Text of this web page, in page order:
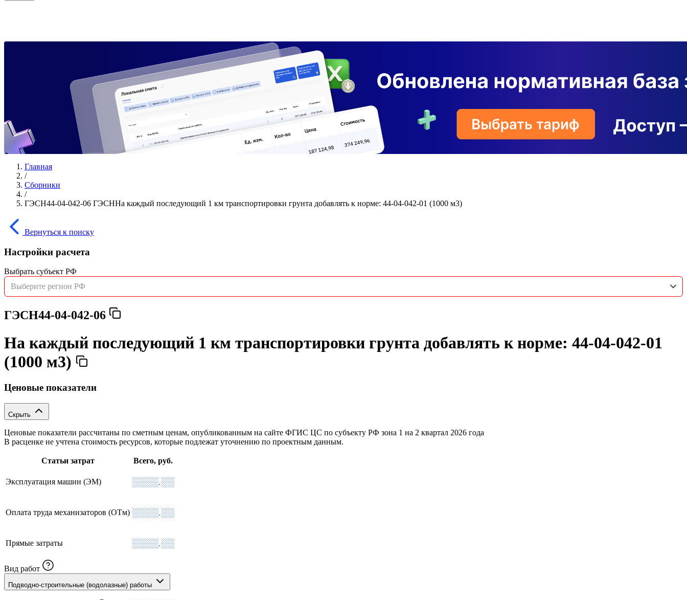
Главная
/
Сборники
/
ГЭСН44-04-042-06 ГЭСННа каждый последующий 1 км транспортировки грунта добавлять к норме: 44-04-042-01 (1000 м3)
Вернуться к поиску
Настройки расчета
Выбрать субъект РФ
Выберите регион РФ
ГЭСН44-04-042-06
На каждый последующий 1 км транспортировки грунта добавлять к норме: 44-04-042-01
(1000 м3)
Ценовые показатели
Скрыть
Ценовые показатели рассчитаны по сметным ценам, опубликованным на сайте ФГИС ЦС по субъекту РФ зона 1 на 2 квартал 2026 года
В расценке не учтена стоимость ресурсов, которые подлежат уточнению по проектным данным.
Статьи затрат Всего, руб.
Эксплуатация машин (ЭМ) ░░░░.░░
Оплата труда механизаторов (ОТм) ░░░░.░░
Прямые затраты ░░░░.░░
Вид работ
Подводно-строительные (водолазные) работы